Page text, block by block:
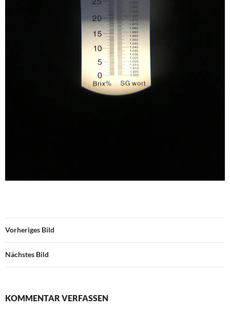
Vorheriges Bild
Nächstes Bild
KOMMENTAR VERFASSEN